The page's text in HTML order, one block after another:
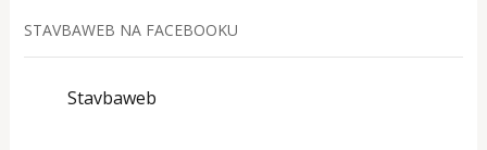
STAVBAWEB NA FACEBOOKU
Stavbaweb